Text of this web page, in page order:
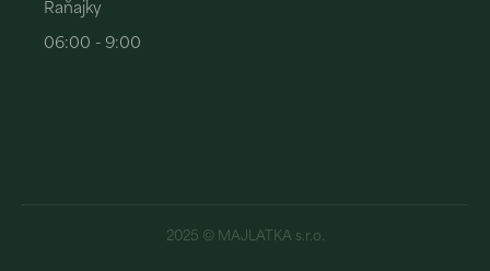
Raňajky
06:00 - 9:00
2025 © MAJLATKA s.r.o.